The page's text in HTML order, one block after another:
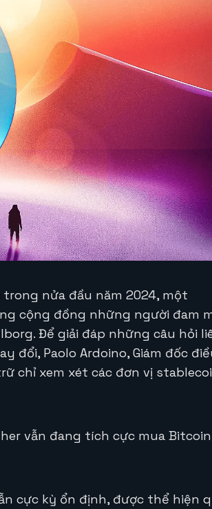
nửa đầu năm 2024, một
cộng đồng những người đam
Để giải đáp những câu hỏi
đổi, Paolo Ardoino, Giám đốc
chỉ xem xét các đơn vị
vẫn đang tích cực mua Bitcoin
cực kỳ ổn định, được thể hiện